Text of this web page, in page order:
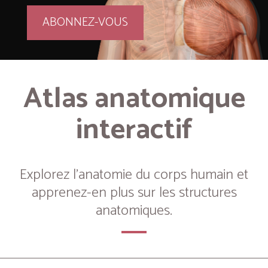
ABONNEZ-VOUS
Atlas anatomique
interactif
Explorez l’anatomie du corps humain et
apprenez-en plus sur les structures
anatomiques.